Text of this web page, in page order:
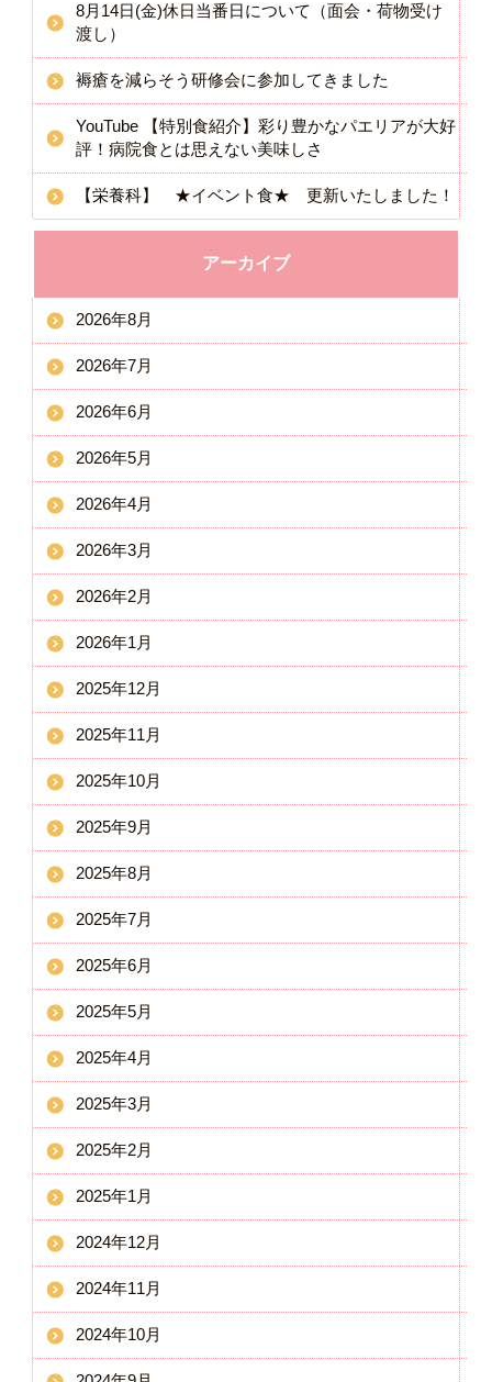
8月14日(金)休日当番日について（面会・荷物受け
渡し）
褥瘡を減らそう研修会に参加してきました
YouTube 【特別食紹介】彩り豊かなパエリアが大好
評！病院食とは思えない美味しさ
【栄養科】 ★イベント食★ 更新いたしました！
アーカイブ
2026年8月
2026年7月
2026年6月
2026年5月
2026年4月
2026年3月
2026年2月
2026年1月
2025年12月
2025年11月
2025年10月
2025年9月
2025年8月
2025年7月
2025年6月
2025年5月
2025年4月
2025年3月
2025年2月
2025年1月
2024年12月
2024年11月
2024年10月